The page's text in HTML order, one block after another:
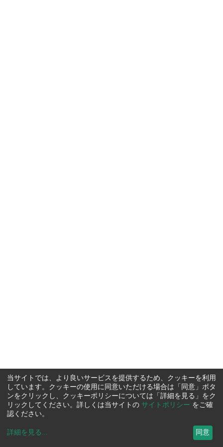
当サイトでは、より良いサービスを提供するため、クッキーを利用
しています。クッキーの使用に同意いただける場合は「同意」ボタ
ンをクリックし、クッキーポリシーについては「詳細を見る」をク
リックしてください。詳しくは当サイトの サイトポリシー をご確
認ください。
詳細を見る ... 同意